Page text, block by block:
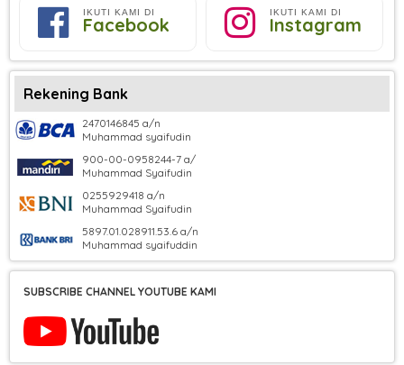
IKUTI KAMI DI
Facebook
IKUTI KAMI DI
Instagram
Rekening Bank
2470146845 a/n
Muhammad syaifudin
900-00-0958244-7 a/
Muhammad Syaifudin
0255929418 a/n
Muhammad Syaifudin
5897.01.028911.53.6 a/n
Muhammad syaifuddin
SUBSCRIBE CHANNEL YOUTUBE KAMI